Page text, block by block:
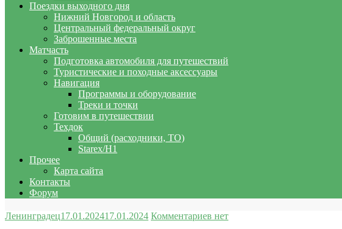
Поездки выходного дня
Нижний Новгород и область
Центральный федеральный округ
Заброшенные места
Матчасть
Подготовка автомобиля для путешествий
Туристические и походные аксессуары
Навигация
Программы и оборудование
Треки и точки
Готовим в путешествии
Техдок
Общий (расходники, ТО)
Starex/H1
Прочее
Карта сайта
Контакты
Форум
Ленинградец17.01.202417.01.2024 Комментариев нет